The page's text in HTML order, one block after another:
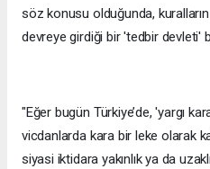
söz konusu olduğunda,
devreye girdiği bir 'tedbir devleti'
"Eğer bugün Türkiye’de, 'yargı
vicdanlarda kara bir leke olarak
siyasi iktidara yakınlık ya da